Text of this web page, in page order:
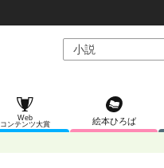
Web
コンテンツ大賞
絵本ひろば